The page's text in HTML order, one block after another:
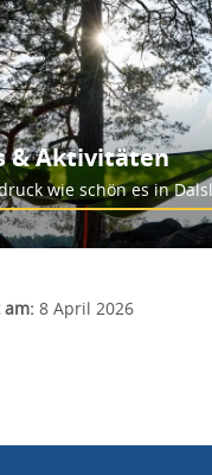
& Aktivitäten
wie schön es in
8 April 2026